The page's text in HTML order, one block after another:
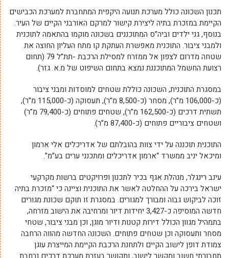
תכנון השכונה כולל מערכת תנועה היקפית המתחברת למערכת הכבישים
הקיימת במזכרת בתיה ליצירת קישור למרקם האורבני הקיים של העיר.
בנוסף, גני ילדים וביה”ס המתוכננים בשכונה מוקמו בהתאמה לתוכנית
ולמבני ציבור. התוכנית מאפשרת העתקת קו מתח העליון החוצה את
שטחה מדרום לצפון אל ממזרח למסילת הרכבת -תת”ל 79 (תחום
רצועת החשמל המתוכננת נמצא בתחום השיפוט של מ.א. גזר).
במסגרת התוכנית, השכונה כוללת שטחים למוסדות ומבני ציבור
(כ-106,000 מ”ר), מסחר (כ-8,500 מ”ר), תעסוקה (כ-115,000 מ”ר),
תשתית דרכים (כ-162,500 מ”ר), שטחים פתוחים (כ-79,400 מ”ר)
ושטחים ציבוריים פתוחים (כ-87,400 מ”ר).
התוכנית תוכננה על ידי צוות בהובלתם של אדריכלים אלי ארמון
ומיכאל יניב ממשרד “ארמון אדריכלים ומתכנני ערים בע”מ”.
עינב רינגלר, מנהלת אגף בכיר לתכנון ופרויקטים ברשות מקרקעי
ישראל בירכה על ההחלטה לאשר את התוכנית וציינה כי “מזכרת בתיה
זוכה לביקוש גבוה ומבורך למגורים. במסגרת זו תוקם שכונת מגורים
חדשה המוסיפה כ-3,427 יחידות דיור ומרחיבה את הישוב מזרחה,
בתמהיל מגוון הכולל דירות קטנות ודיור מוגן, וכן מבני ציבור, שטחי
מסחר ותעסוקה וכן שטחים פתוחים. השכונה החדשה מהווה הרחבה
צמודת דופן לישוב הקיים ולתחנת הרכבת הקיימת המייצרת עוגן
תחבורתי חשוב ומקשר לישוב, ותקושר בעזרת מערכת דרכים נרחבת